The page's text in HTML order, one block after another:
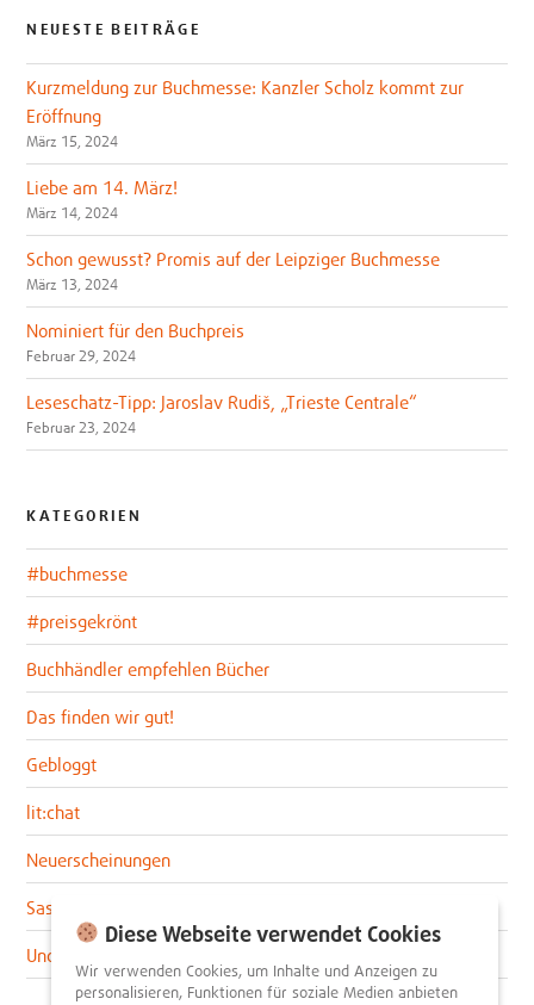
NEUESTE BEITRÄGE
Kurzmeldung zur Buchmesse: Kanzler Scholz kommt zur
Eröffnung
März 15, 2024
Liebe am 14. März!
März 14, 2024
Schon gewusst? Promis auf der Leipziger Buchmesse
März 13, 2024
Nominiert für den Buchpreis
Februar 29, 2024
Leseschatz-Tipp: Jaroslav Rudiš, „Trieste Centrale“
Februar 23, 2024
KATEGORIEN
#buchmesse
#preisgekrönt
Buchhändler empfehlen Bücher
Das finden wir gut!
Gebloggt
lit:chat
Neuerscheinungen
Sascha im lit:blog
Uncategorized
Diese Webseite verwendet Cookies
Wir verwenden Cookies, um Inhalte und Anzeigen zu
personalisieren, Funktionen für soziale Medien anbieten